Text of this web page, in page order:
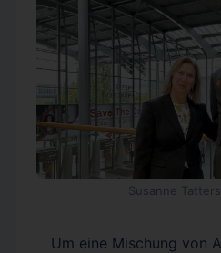
Susanne
Um eine Mischung von